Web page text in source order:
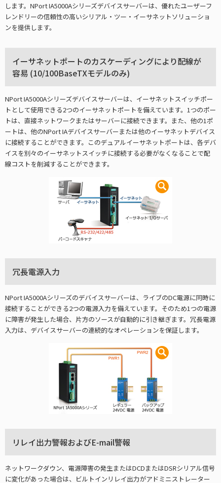
します。NPort IA5000Aシリーズデバイスサーバーは、優れたユーザーフ
レンドリーの信頼性の高いシリアル・ツー・イーサネットソリューショ
ンを提供します。
イーサネットポートのカスケーディングにより配線が
容易 (10/100BaseTXモデルのみ)
NPort IA5000Aシリーズデバイスサーバーは、イーサネットスイッチポー
トとして使用できる2つのイーサネットポートを備えています。1つのポー
トは、直接ネットワークまたはサーバーに接続できます。また、他の1ポ
ートは、他のNPort IAデバイスサーバーまたは他のイーサネットデバイス
に接続することができます。このデュアルイーサネットポートは、各デバ
イスを別々のイーサネットスイッチに接続する必要がなくなることで配
線コストを削減することができます。
冗長電源入力
NPort IA5000Aシリーズのデバイスサーバーは、ライブのDC電源に同時に
接続することができる2つの電源入力を備えています。そのため1つの電源
に障害が発生した場合、片方のソースが自動的に引き継ぎます。冗長電源
入力は、デバイスサーバーの連続的なオペレーションを保証します。
リレイ出力警報およびE-mail警報
ネットワークダウン、電源障害の発生またはDCDまたはDSRシリアル信号
に変化があった場合は、ビルトインリレイ出力がアドミニストレーター